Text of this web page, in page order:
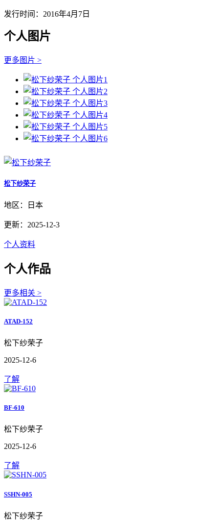
发行时间：2016年4月7日
个人图片
更多图片 >
松下纱荣子
地区：日本
更新：2025-12-3
个人资料
个人作品
更多相关 >
ATAD-152
松下纱荣子
2025-12-6
了解
BF-610
松下纱荣子
2025-12-6
了解
SSHN-005
松下纱荣子